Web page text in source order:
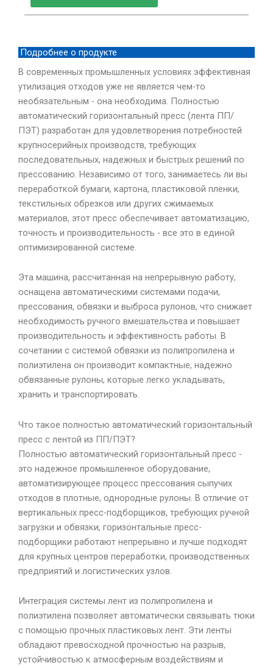
Подробнее о продукте
В современных промышленных условиях эффективная
утилизация отходов уже не является чем-то
необязательным - она необходима. Полностью
автоматический горизонтальный пресс (лента ПП/
ПЭТ) разработан для удовлетворения потребностей
крупносерийных производств, требующих
последовательных, надежных и быстрых решений по
прессованию. Независимо от того, занимаетесь ли вы
переработкой бумаги, картона, пластиковой пленки,
текстильных обрезков или других сжимаемых
материалов, этот пресс обеспечивает автоматизацию,
точность и производительность - все это в единой
оптимизированной системе.
Эта машина, рассчитанная на непрерывную работу,
оснащена автоматическими системами подачи,
прессования, обвязки и выброса рулонов, что снижает
необходимость ручного вмешательства и повышает
производительность и эффективность работы. В
сочетании с системой обвязки из полипропилена и
полиэтилена он производит компактные, надежно
обвязанные рулоны, которые легко укладывать,
хранить и транспортировать.
Что такое полностью автоматический горизонтальный
пресс с лентой из ПП/ПЭТ?
Полностью автоматический горизонтальный пресс -
это надежное промышленное оборудование,
автоматизирующее процесс прессования сыпучих
отходов в плотные, однородные рулоны. В отличие от
вертикальных пресс-подборщиков, требующих ручной
загрузки и обвязки, горизонтальные пресс-
подборщики работают непрерывно и лучше подходят
для крупных центров переработки, производственных
предприятий и логистических узлов.
Интеграция системы лент из полипропилена и
полиэтилена позволяет автоматически связывать тюки
с помощью прочных пластиковых лент. Эти ленты
обладают превосходной прочностью на разрыв,
устойчивостью к атмосферным воздействиям и